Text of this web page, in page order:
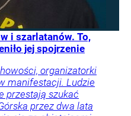
i szarlatanów. To,
jej spojrzenie
organizatorki
manifestacji. Ludzie
przestają szukać
przez dwa lata